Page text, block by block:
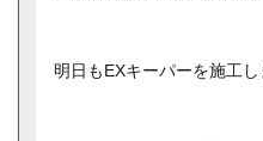
明日もEXキーパーを施工し